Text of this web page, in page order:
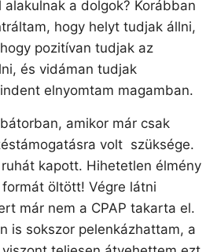
alakulnak a dolgok? Korábban
hogy helyt tudjak állni,
pozitívan tudjak az
és vidáman tudjak
elnyomtam magamban.
amikor már csak
volt szüksége.
kapott. Hihetetlen élmény
öltött! Végre látni
már nem a CPAP takarta el.
is sokszor pelenkázhattam, a